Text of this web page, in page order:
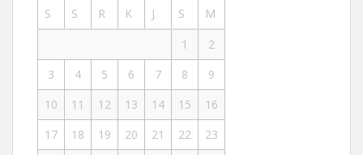
S
S R K J S
M
1
2
3
4 5 6 7 8
9
10
11 12 13 14 15
16
17
18 19 20 21 22
23